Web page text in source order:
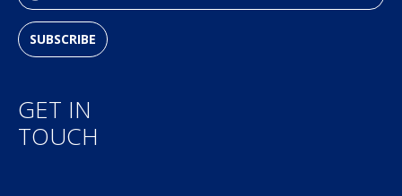
SUBSCRIBE
GET IN
TOUCH